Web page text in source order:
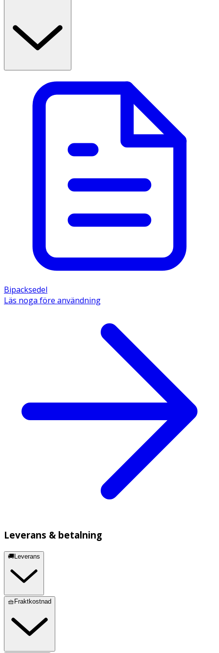
Bipacksedel
Läs noga före användning
Leverans & betalning
🚚Leverans
🧺Fraktkostnad